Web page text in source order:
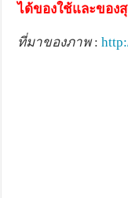
ได้ของใช้และของ
ที่มาของภาพ: